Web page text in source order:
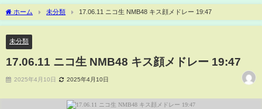
ホーム 未分類 17.06.11 ニコ生 NMB48 キス顔メドレー 19:47
未分類
17.06.11 ニコ生 NMB48 キス顔メドレー 19:47
2025年4月10日 2025年4月10日